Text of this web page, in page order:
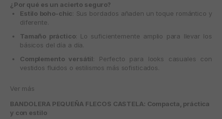
¿Por qué es un acierto seguro?
Estilo boho-chic: Sus bordados añaden un toque romántico y
diferente.
Tamaño práctico: Lo suficientemente amplio para llevar los
básicos del día a día.
Complemento versátil: Perfecto para looks casuales con
vestidos fluidos o estilismos más sofisticados.
Ver más
BANDOLERA PEQUEÑA FLECOS CASTELA: Compacta, práctica
y con estilo